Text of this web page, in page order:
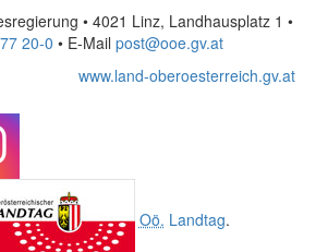
• 4021 Linz, Landhausplatz 1 •
20-0 • E-Mail post@ooe.gv.at
www.land-oberoesterreich.gv.at
Oö. Landtag.